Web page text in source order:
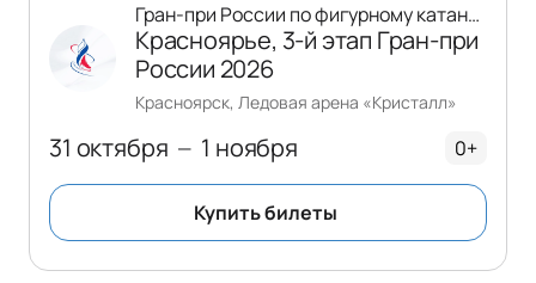
31 октября — 1 ноября
Гран-при России по фигурному катанию
Красноярье, 3-й этап Гран-при
России 2026
Красноярск, Ледовая арена «Кристалл»
0+
Купить билеты